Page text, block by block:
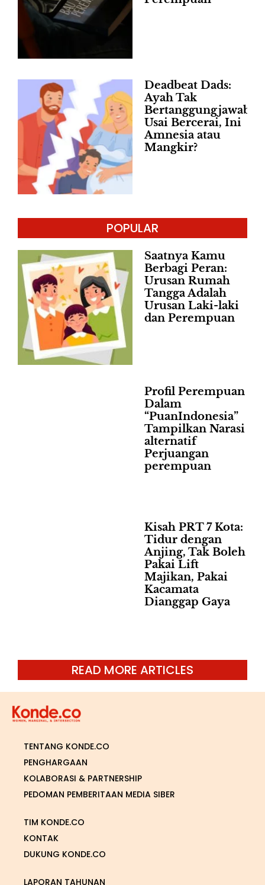
Deadbeat Dads:
Ayah Tak
Bertanggungjawab
Usai Bercerai, Ini
Amnesia atau
Mangkir?
POPULAR
Saatnya Kamu
Berbagi Peran:
Urusan Rumah
Tangga Adalah
Urusan Laki-laki
dan Perempuan
Profil Perempuan
Dalam
“PuanIndonesia”
Tampilkan Narasi
alternatif
Perjuangan
perempuan
Kisah PRT 7 Kota:
Tidur dengan
Anjing, Tak Boleh
Pakai Lift
Majikan, Pakai
Kacamata
Dianggap Gaya
READ MORE ARTICLES
TENTANG KONDE.CO
PENGHARGAAN
KOLABORASI & PARTNERSHIP
PEDOMAN PEMBERITAAN MEDIA SIBER
TIM KONDE.CO
KONTAK
DUKUNG KONDE.CO
LAPORAN TAHUNAN